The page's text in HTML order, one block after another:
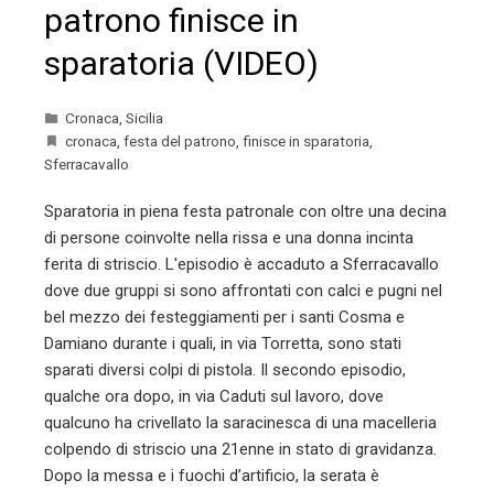
patrono finisce in
sparatoria (VIDEO)
Cronaca, Sicilia
cronaca, festa del patrono, finisce in sparatoria,
Sferracavallo
Sparatoria in piena festa patronale con oltre una decina
di persone coinvolte nella rissa e una donna incinta
ferita di striscio. L'episodio è accaduto a Sferracavallo
dove due gruppi si sono affrontati con calci e pugni nel
bel mezzo dei festeggiamenti per i santi Cosma e
Damiano durante i quali, in via Torretta, sono stati
sparati diversi colpi di pistola. Il secondo episodio,
qualche ora dopo, in via Caduti sul lavoro, dove
qualcuno ha crivellato la saracinesca di una macelleria
colpendo di striscio una 21enne in stato di gravidanza.
Dopo la messa e i fuochi d’artificio, la serata è